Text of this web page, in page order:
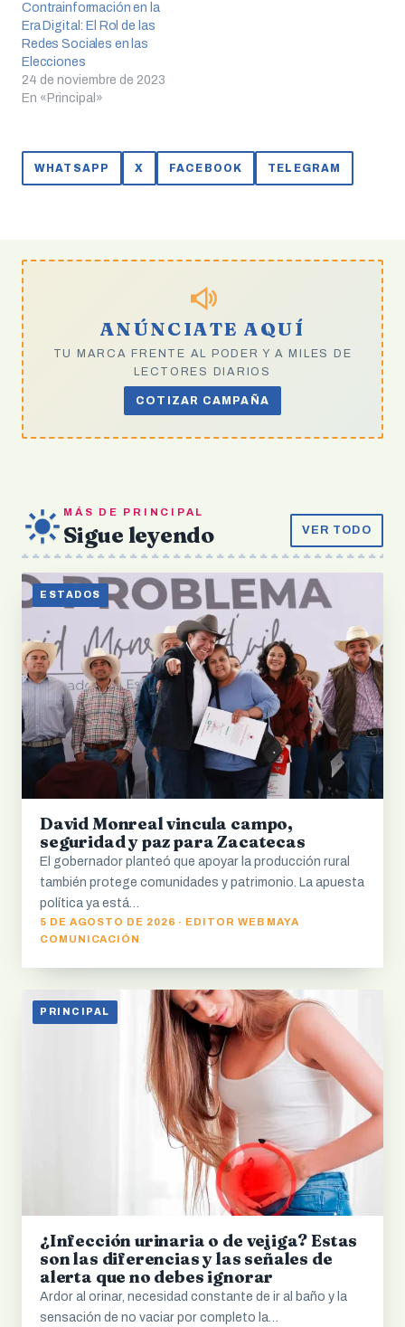
Contrainformación en la
Era Digital: El Rol de las
Redes Sociales en las
Elecciones
24 de noviembre de 2023
En «Principal»
WHATSAPP X FACEBOOK TELEGRAM
ANÚNCIATE AQUÍ
TU MARCA FRENTE AL PODER Y A MILES DE
LECTORES DIARIOS
COTIZAR CAMPAÑA
MÁS DE PRINCIPAL
Sigue leyendo VER TODO
ESTADOS
David Monreal vincula campo,
seguridad y paz para Zacatecas
El gobernador planteó que apoyar la producción rural
también protege comunidades y patrimonio. La apuesta
política ya está…
5 DE AGOSTO DE 2026 · EDITOR WEB MAYA
COMUNICACIÓN
PRINCIPAL
¿Infección urinaria o de vejiga? Estas
son las diferencias y las señales de
alerta que no debes ignorar
Ardor al orinar, necesidad constante de ir al baño y la
sensación de no vaciar por completo la…